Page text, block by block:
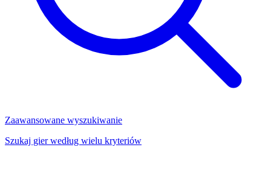
Zaawansowane wyszukiwanie
Szukaj gier według wielu kryteriów